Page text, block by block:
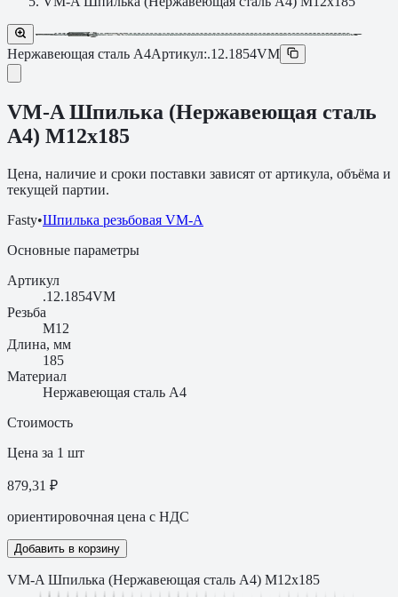
Нержавеющая сталь A4Артикул:.12.1854VM
VM-A Шпилька (Нержавеющая сталь
A4) M12х185
Цена, наличие и сроки поставки зависят от артикула, объёма и
текущей партии.
Fasty•Шпилька резьбовая VM-A
Основные параметры
Артикул
.12.1854VM
Резьба
M12
Длина, мм
185
Материал
Нержавеющая сталь A4
Стоимость
Цена за 1 шт
879,31 ₽
ориентировочная цена с НДС
Добавить в корзину
VM-A Шпилька (Нержавеющая сталь A4) M12х185